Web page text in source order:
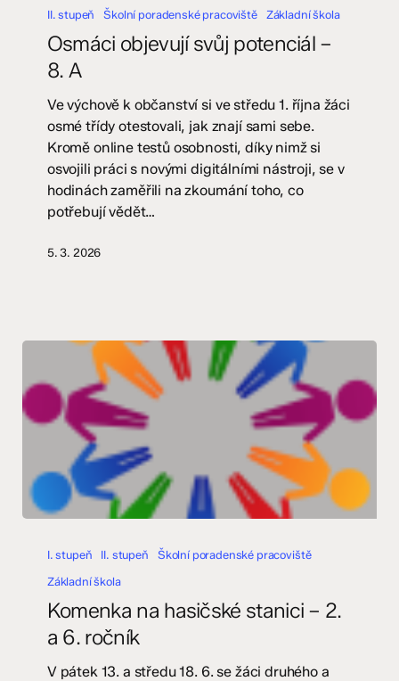
objevují
potenciál
II. stupeň Školní poradenské pracoviště Základní škola
Osmáci objevují svůj potenciál –
8. A
Ve výchově k občanství si ve středu 1. října žáci
osmé třídy otestovali, jak znají sami sebe.
Kromě online testů osobnosti, díky nimž si
osvojili práci s novými digitálními nástroji, se v
hodinách zaměřili na zkoumání toho, co
potřebují vědět…
5. 3. 2026
stanici
I. stupeň II. stupeň
Školní poradenské pracoviště
Základní škola
Komenka na hasičské stanici – 2.
a 6. ročník
V pátek 13. a středu 18. 6. se žáci druhého a